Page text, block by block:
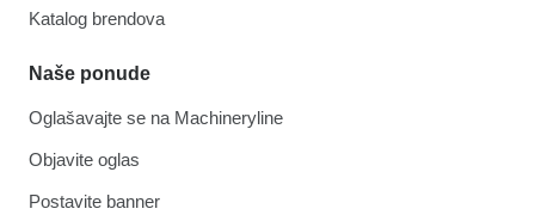
Katalog brendova
Naše ponude
Oglašavajte se na Machineryline
Objavite oglas
Postavite banner